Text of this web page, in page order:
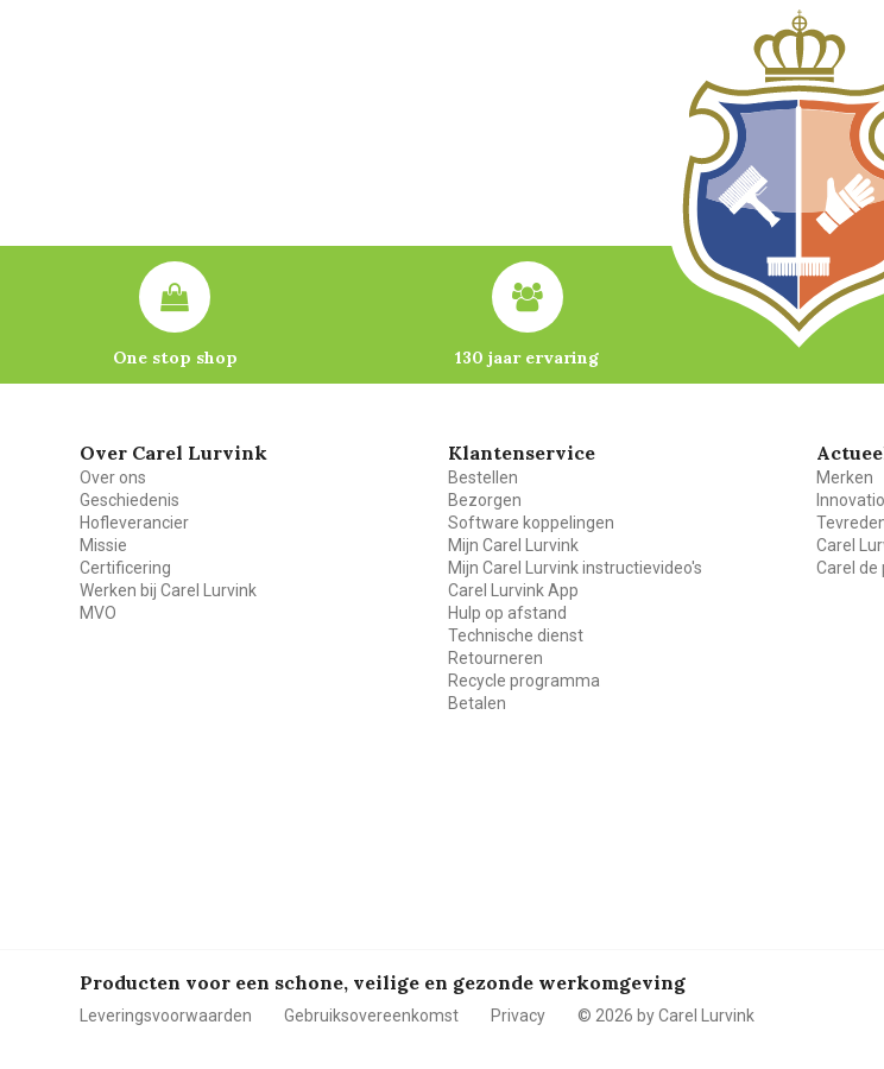
One stop shop 130 jaar ervaring
Over Carel Lurvink
Over ons
Geschiedenis
Hofleverancier
Missie
Certificering
Werken bij Carel Lurvink
MVO
Klantenservice
Bestellen
Bezorgen
Software koppelingen
Mijn Carel Lurvink
Mijn Carel Lurvink instructievideo's
Carel Lurvink App
Hulp op afstand
Technische dienst
Retourneren
Recycle programma
Betalen
Merken
Carel
Carel de
Producten voor een schone, veilige en gezonde werkomgeving
Leveringsvoorwaarden Gebruiksovereenkomst Privacy © 2026 by Carel Lurvink